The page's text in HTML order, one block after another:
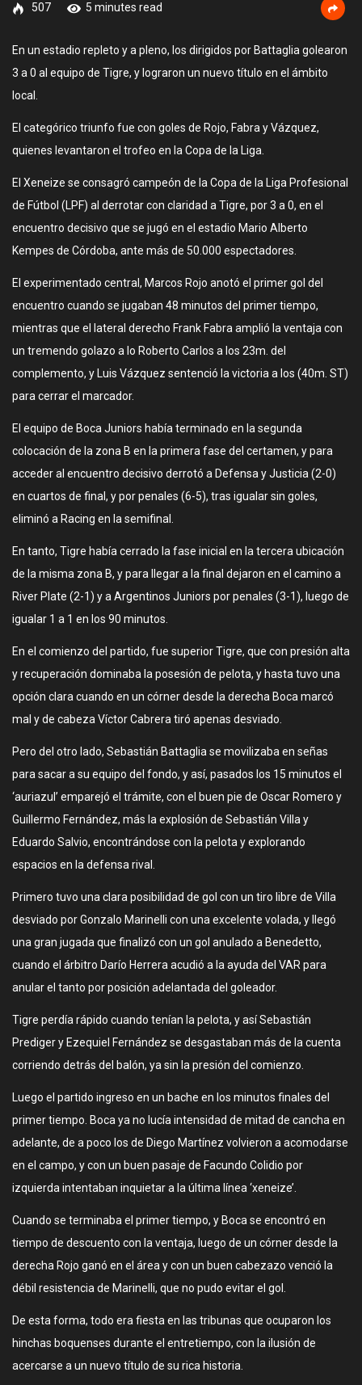
507 5 minutes read
En un estadio repleto y a pleno, los dirigidos por Battaglia golearon
3 a 0 al equipo de Tigre, y lograron un nuevo título en el ámbito
local.
El categórico triunfo fue con goles de Rojo, Fabra y Vázquez,
quienes levantaron el trofeo en la Copa de la Liga.
El Xeneize se consagró campeón de la Copa de la Liga Profesional
de Fútbol (LPF) al derrotar con claridad a Tigre, por 3 a 0, en el
encuentro decisivo que se jugó en el estadio Mario Alberto
Kempes de Córdoba, ante más de 50.000 espectadores.
El experimentado central, Marcos Rojo anotó el primer gol del
encuentro cuando se jugaban 48 minutos del primer tiempo,
mientras que el lateral derecho Frank Fabra amplió la ventaja con
un tremendo golazo a lo Roberto Carlos a los 23m. del
complemento, y Luis Vázquez sentenció la victoria a los (40m. ST)
para cerrar el marcador.
El equipo de Boca Juniors había terminado en la segunda
colocación de la zona B en la primera fase del certamen, y para
acceder al encuentro decisivo derrotó a Defensa y Justicia (2-0)
en cuartos de final, y por penales (6-5), tras igualar sin goles,
eliminó a Racing en la semifinal.
En tanto, Tigre había cerrado la fase inicial en la tercera ubicación
de la misma zona B, y para llegar a la final dejaron en el camino a
River Plate (2-1) y a Argentinos Juniors por penales (3-1), luego de
igualar 1 a 1 en los 90 minutos.
En el comienzo del partido, fue superior Tigre, que con presión alta
y recuperación dominaba la posesión de pelota, y hasta tuvo una
opción clara cuando en un córner desde la derecha Boca marcó
mal y de cabeza Víctor Cabrera tiró apenas desviado.
Pero del otro lado, Sebastián Battaglia se movilizaba en señas
para sacar a su equipo del fondo, y así, pasados los 15 minutos el
‘auriazul’ emparejó el trámite, con el buen pie de Oscar Romero y
Guillermo Fernández, más la explosión de Sebastián Villa y
Eduardo Salvio, encontrándose con la pelota y explorando
espacios en la defensa rival.
Primero tuvo una clara posibilidad de gol con un tiro libre de Villa
desviado por Gonzalo Marinelli con una excelente volada, y llegó
una gran jugada que finalizó con un gol anulado a Benedetto,
cuando el árbitro Darío Herrera acudió a la ayuda del VAR para
anular el tanto por posición adelantada del goleador.
Tigre perdía rápido cuando tenían la pelota, y así Sebastián
Prediger y Ezequiel Fernández se desgastaban más de la cuenta
corriendo detrás del balón, ya sin la presión del comienzo.
Luego el partido ingreso en un bache en los minutos finales del
primer tiempo. Boca ya no lucía intensidad de mitad de cancha en
adelante, de a poco los de Diego Martínez volvieron a acomodarse
en el campo, y con un buen pasaje de Facundo Colidio por
izquierda intentaban inquietar a la última línea ‘xeneize’.
Cuando se terminaba el primer tiempo, y Boca se encontró en
tiempo de descuento con la ventaja, luego de un córner desde la
derecha Rojo ganó en el área y con un buen cabezazo venció la
débil resistencia de Marinelli, que no pudo evitar el gol.
De esta forma, todo era fiesta en las tribunas que ocuparon los
hinchas boquenses durante el entretiempo, con la ilusión de
acercarse a un nuevo título de su rica historia.